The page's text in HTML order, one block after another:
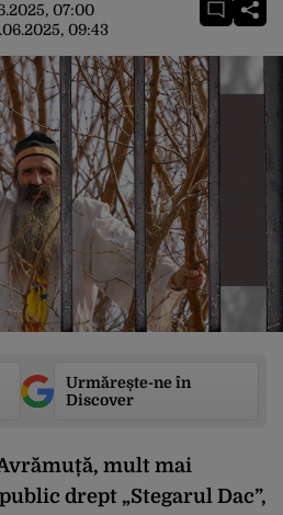
07:00
09:43
Urmărește-ne în
Discover
mult mai
drept „Stegarul Dac”,